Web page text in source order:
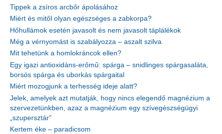
Tippek a zsíros arcbőr ápolásához
Miért és mitől olyan egészséges a zabkorpa?
Hőhullámok esetén javasolt és nem javasolt táplálékok
Még a vérnyomást is szabályozza – aszalt szilva
Mit tehetünk a homlokráncok ellen?
Egy igazi antioxidáns-erőmű: spárga – snidlinges spárgasaláta,
borsós spárga és uborkás spárgaital
Miért mozogjunk a terhesség ideje alatt?
Jelek, amelyek azt mutatják, hogy nincs elegendő magnézium a
szervezetünkben, azaz a magnézium egy szívegészségügyi
„szupersztár”
Kertem éke – paradicsom